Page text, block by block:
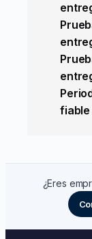
fiable
¿Eres